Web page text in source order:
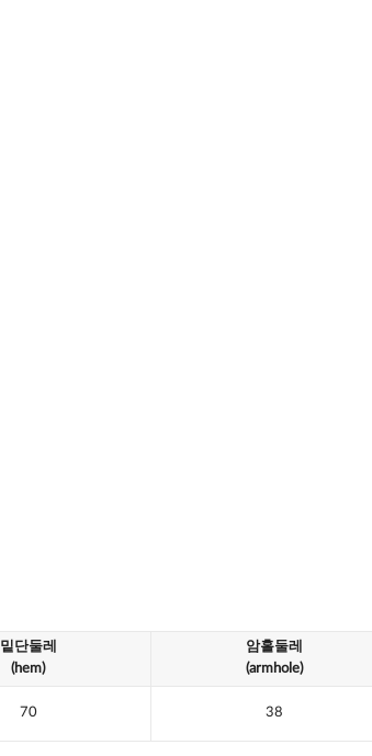
밑단둘레
(hem)
암홀둘레
(armhole)
70 38